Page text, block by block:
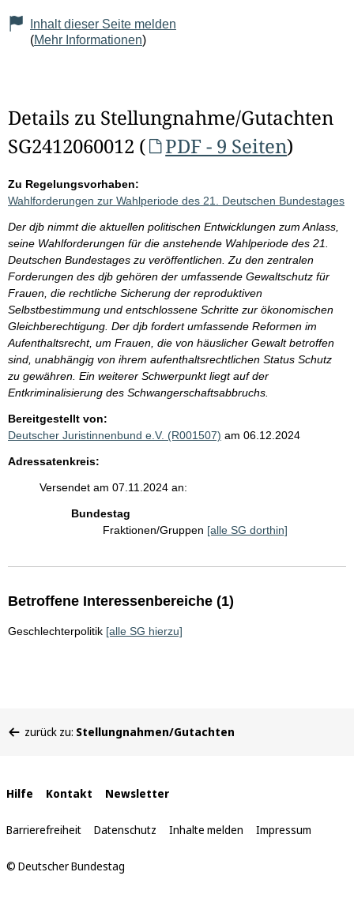
Inhalt dieser Seite melden
(Mehr Informationen)
Details zu Stellungnahme/Gutachten
SG2412060012 (
PDF - 9 Seiten)
Zu Regelungsvorhaben:
Wahlforderungen zur Wahlperiode des 21. Deutschen Bundestages
Der djb nimmt die aktuellen politischen Entwicklungen zum Anlass,
seine Wahlforderungen für die anstehende Wahlperiode des 21.
Deutschen Bundestages zu veröffentlichen. Zu den zentralen
Forderungen des djb gehören der umfassende Gewaltschutz für
Frauen, die rechtliche Sicherung der reproduktiven
Selbstbestimmung und entschlossene Schritte zur ökonomischen
Gleichberechtigung. Der djb fordert umfassende Reformen im
Aufenthaltsrecht, um Frauen, die von häuslicher Gewalt betroffen
sind, unabhängig von ihrem aufenthaltsrechtlichen Status Schutz
zu gewähren. Ein weiterer Schwerpunkt liegt auf der
Entkriminalisierung des Schwangerschaftsabbruchs.
Bereitgestellt von:
Deutscher Juristinnenbund e.V. (R001507) am 06.12.2024
Adressatenkreis:
Versendet am 07.11.2024 an:
Bundestag
Fraktionen/Gruppen [alle SG dorthin]
Betroffene Interessenbereiche (1)
Geschlechterpolitik [alle SG hierzu]
befinden
zurück zu: Stellungnahmen/Gutachten
Interne
Links
Hilfe Kontakt Newsletter
Barrierefreiheit Datenschutz Inhalte melden Impressum
© Deutscher Bundestag